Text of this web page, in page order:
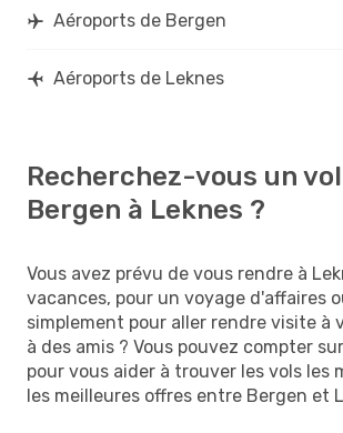
Aéroports de Bergen
Aéroports de Leknes
Recherchez-vous un
Bergen à Leknes ?
Vous avez prévu de vous rendre à
vacances, pour un voyage d'affaires
simplement pour aller rendre visite à
à des amis ? Vous pouvez compter
pour vous aider à trouver les vols les
les meilleures offres entre Bergen et